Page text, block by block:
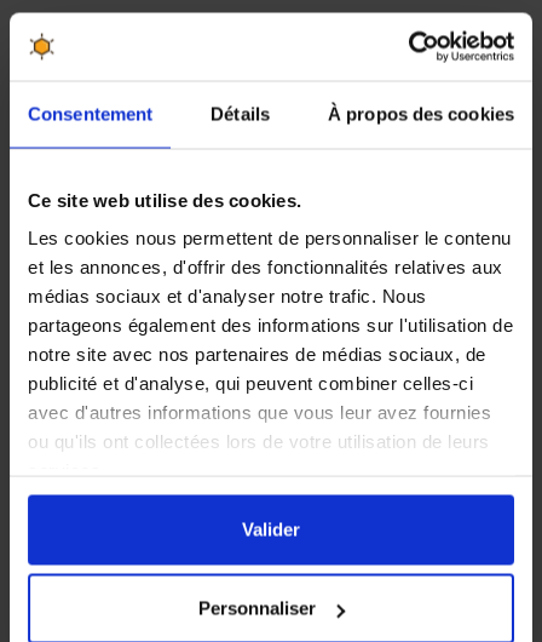
Consentement Détails À propos des cookies
Ce site web utilise des cookies.
Les cookies nous permettent de personnaliser le contenu
et les annonces, d'offrir des fonctionnalités relatives aux
médias sociaux et d'analyser notre trafic. Nous
partageons également des informations sur l'utilisation de
notre site avec nos partenaires de médias sociaux, de
publicité et d'analyse, qui peuvent combiner celles-ci
avec d'autres informations que vous leur avez fournies
ou qu'ils ont collectées lors de votre utilisation de leurs
En cliquant sur le boutonValidervous acceptez
l'ensemble des cookies de notre site ainsi que ceux de
nos partenaires. Vous pouvez également choisir les
Valider
Personnaliser
PRIX DEGRESSIF